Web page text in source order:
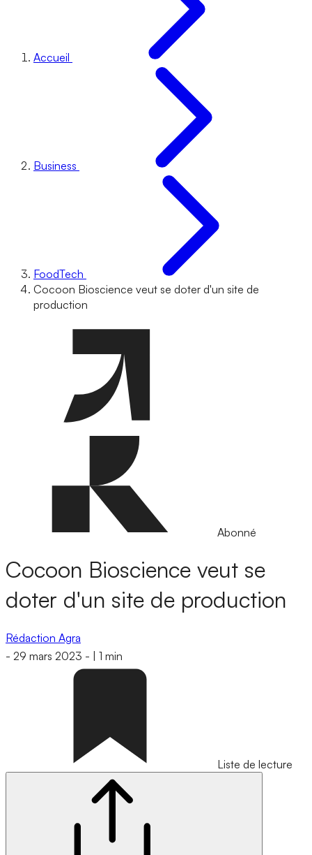
Accueil
Business
FoodTech
Cocoon Bioscience veut se doter d'un site de
production
Abonné
Cocoon Bioscience veut se
doter d'un site de production
Rédaction Agra
- 29 mars 2023 - 1 min
Liste de lecture